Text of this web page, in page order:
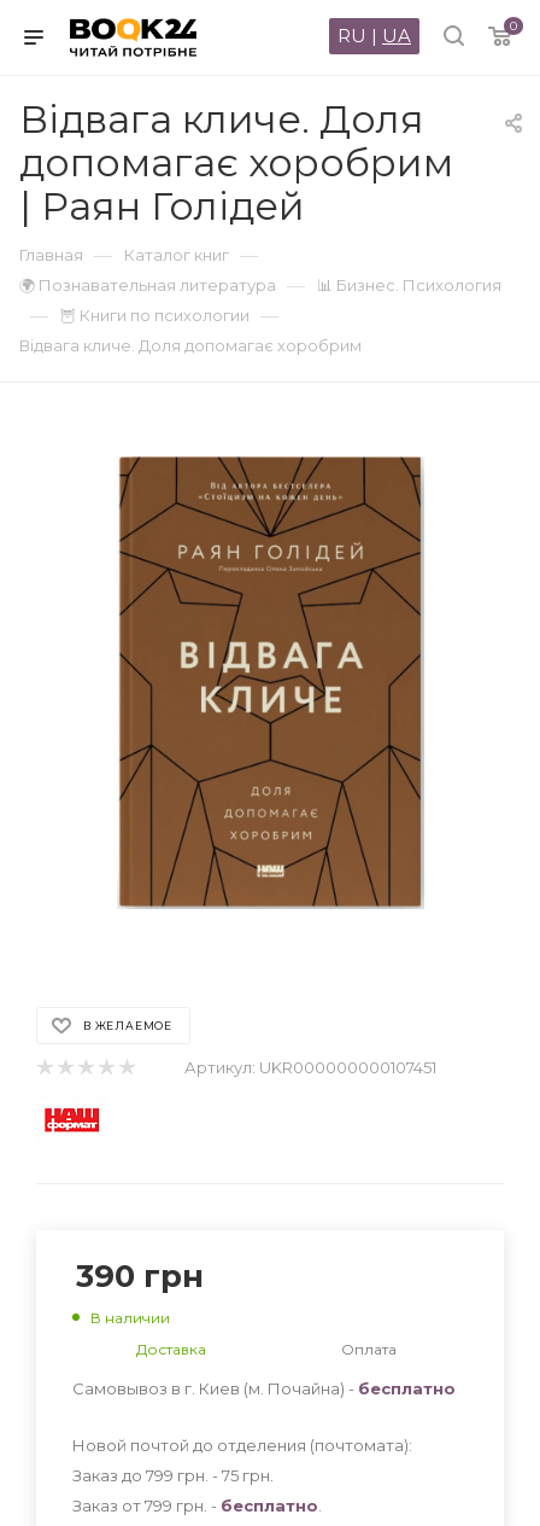
0
RU | UA
Відвага кличе. Доля
допомагає хоробрим
| Раян Голідей
Главная — Каталог книг —
🌍 Познавательная литература — 📊 Бизнес. Психология
— 🦉 Книги по психологии —
Відвага кличе. Доля допомагає хоробрим
В ЖЕЛАЕМОЕ
Артикул: UKR000000000107451
390 грн
В наличии
Доставка
Оплата
Самовывоз в г. Киев (м. Почайна) - бесплатно
Новой почтой до отделения (почтомата):
Заказ до 799 грн. - 75 грн
Заказ от 799 грн. - бесплатно